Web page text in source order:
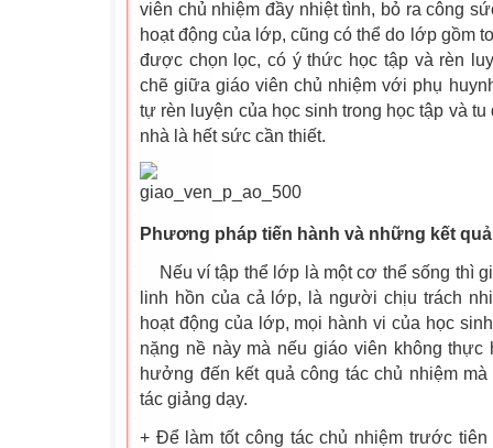
viên chủ nhiệm đầy nhiệt tình, bỏ ra công
hoạt động của lớp, cũng có thể do lớp gồm
được chọn lọc, có ý thức học tập và rèn
chẽ giữa giáo viên chủ nhiệm với phụ
tự rèn luyện của học sinh trong học tập và
nhà là hết sức cần thiết.
Phương pháp tiến hành và những kết
Nếu ví tập thể lớp là một cơ thể sống thì
linh hồn của cả lớp, là người chịu trách
hoạt động của lớp, mọi hành vi của học
nặng nề này mà nếu giáo viên không thực
hưởng đến kết quả công tác chủ nhiệm
tác giảng dạy.
+ Để làm tốt công tác chủ nhiệm trước